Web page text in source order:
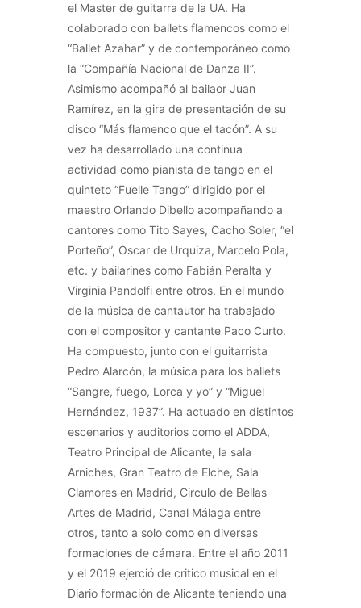
el Master de guitarra de la UA. Ha
colaborado con ballets flamencos como el
“Ballet Azahar” y de contemporáneo como
la “Compañía Nacional de Danza II”.
Asimismo acompañó al bailaor Juan
Ramírez, en la gira de presentación de su
disco “Más flamenco que el tacón”. A su
vez ha desarrollado una continua
actividad como pianista de tango en el
quinteto “Fuelle Tango” dirigido por el
maestro Orlando Dibello acompañando a
cantores como Tito Sayes, Cacho Soler, “el
Porteño”, Oscar de Urquiza, Marcelo Pola,
etc. y bailarines como Fabián Peralta y
Virginia Pandolfi entre otros. En el mundo
de la música de cantautor ha trabajado
con el compositor y cantante Paco Curto.
Ha compuesto, junto con el guitarrista
Pedro Alarcón, la música para los ballets
“Sangre, fuego, Lorca y yo” y “Miguel
Hernández, 1937”. Ha actuado en distintos
escenarios y auditorios como el ADDA,
Teatro Principal de Alicante, la sala
Arniches, Gran Teatro de Elche, Sala
Clamores en Madrid, Circulo de Bellas
Artes de Madrid, Canal Málaga entre
otros, tanto a solo como en diversas
formaciones de cámara. Entre el año 2011
y el 2019 ejerció de critico musical en el
Diario formación de Alicante teniendo una